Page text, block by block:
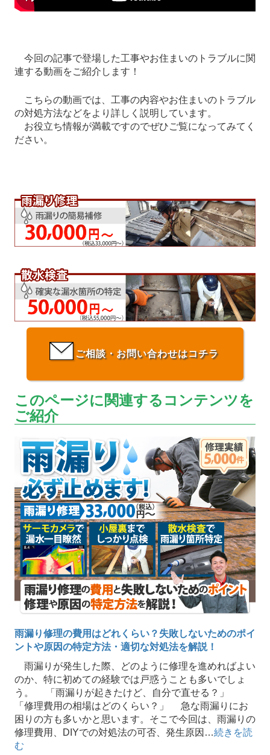
今回の記事で登場した工事やお住まいのトラブルに関
連する動画をご紹介します！
こちらの動画では、工事の内容やお住まいのトラブル
の対処方法などをより詳しく説明しています。
お役立ち情報が満載ですのでぜひご覧になってみてく
ださい。
ご相談・お問い合わせはコチラ
このページに関連するコンテンツを
ご紹介
雨漏り修理の費用はどれくらい？失敗しないためのポイ
ントや原因の特定方法・適切な対処法を解説！
雨漏りが発生した際、どのように修理を進めればよい
のか、特に初めての経験では戸惑うことも多いでしょ
う。 「雨漏りが起きたけど、自分で直せる？」
「修理費用の相場はどのくらい？」 急な雨漏りにお
困りの方も多いかと思います。そこで今回は、雨漏りの
修理費用、DIYでの対処法の可否、発生原因…続きを読
む